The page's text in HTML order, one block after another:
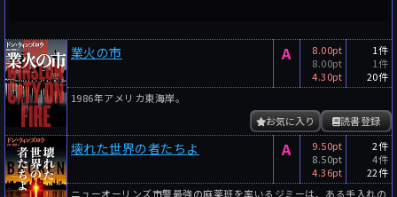
業火の市 A
8.00pt
8.00pt
4.30pt
1件
1件
20件
1986年アメリカ東海岸。
読書登録
お気に入り
壊れた世界の者たちよ A
9.50pt
8.50pt
4.36pt
2件
4件
22件
ニューオーリンズ市警最強の麻薬班を率いるジミーは、ある手入れの